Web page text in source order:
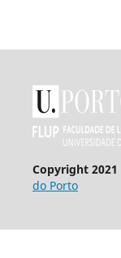
Copyright 2021
do Porto